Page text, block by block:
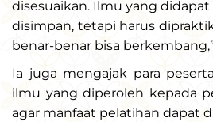
disesuaikan. Ilmu yang
disimpan, tetapi harus
benar-benar bisa
Ia juga mengajak para
ilmu yang diperoleh kepada
agar manfaat pelatihan dapat